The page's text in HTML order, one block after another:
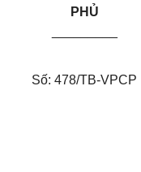
PHỦ
Số: 478/TB-VPCP